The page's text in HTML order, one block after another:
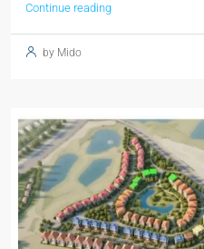
Continue reading
by Mido